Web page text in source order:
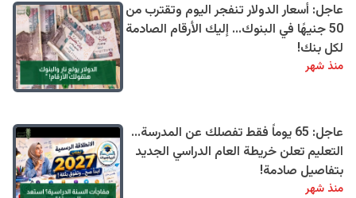
عاجل: أسعار الدولار تنفجر اليوم وتقترب من
50 جنيهًا في البنوك... إليك الأرقام الصادمة
لكل بنك!
منذ شهر
عاجل: 65 يوماً فقط تفصلك عن المدرسة...
التعليم تعلن خريطة العام الدراسي الجديد
بتفاصيل صادمة!
منذ شهر